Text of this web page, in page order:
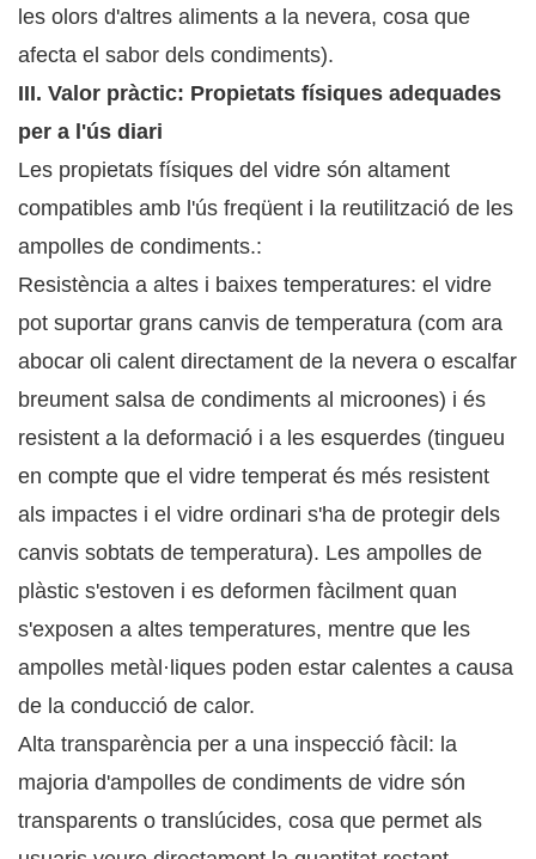
les olors d'altres aliments a la nevera, cosa que
afecta el sabor dels condiments).
III. Valor pràctic: Propietats físiques adequades
per a l'ús diari
Les propietats físiques del vidre són altament
compatibles amb l'ús freqüent i la reutilització de les
ampolles de condiments.:
Resistència a altes i baixes temperatures: el vidre
pot suportar grans canvis de temperatura (com ara
abocar oli calent directament de la nevera o escalfar
breument salsa de condiments al microones) i és
resistent a la deformació i a les esquerdes (tingueu
en compte que el vidre temperat és més resistent
als impactes i el vidre ordinari s'ha de protegir dels
canvis sobtats de temperatura). Les ampolles de
plàstic s'estoven i es deformen fàcilment quan
s'exposen a altes temperatures, mentre que les
ampolles metàl·liques poden estar calentes a causa
de la conducció de calor.
Alta transparència per a una inspecció fàcil: la
majoria d'ampolles de condiments de vidre són
transparents o translúcides, cosa que permet als